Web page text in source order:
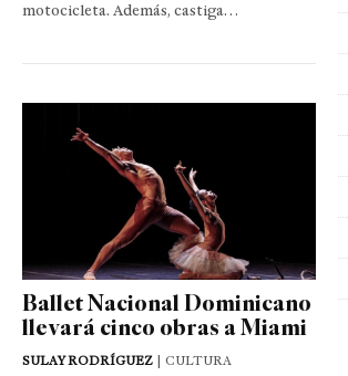
motocicleta. Además, castiga…
Ballet Nacional Dominicano
llevará cinco obras a Miami
SULAY RODRÍGUEZ | CULTURA